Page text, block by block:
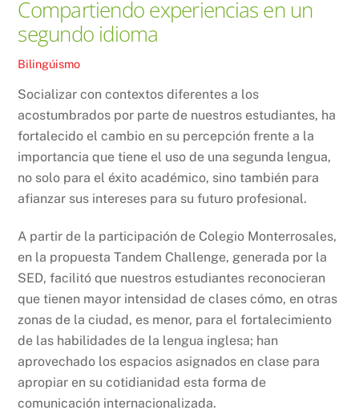
Compartiendo experiencias en un
segundo idioma
Bilingúismo
Socializar con contextos diferentes a los
acostumbrados por parte de nuestros estudiantes, ha
fortalecido el cambio en su percepción frente a la
importancia que tiene el uso de una segunda lengua,
no solo para el éxito académico, sino también para
afianzar sus intereses para su futuro profesional.
A partir de la participación de Colegio Monterrosales,
en la propuesta Tandem Challenge, generada por la
SED, facilitó que nuestros estudiantes reconocieran
que tienen mayor intensidad de clases cómo, en otras
zonas de la ciudad, es menor, para el fortalecimiento
de las habilidades de la lengua inglesa; han
aprovechado los espacios asignados en clase para
apropiar en su cotidianidad esta forma de
comunicación internacionalizada.